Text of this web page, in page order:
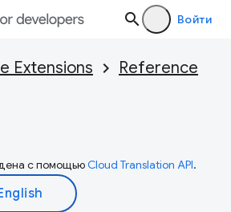
Войти
Extensions
Reference
с помощьюCloud Translation API.